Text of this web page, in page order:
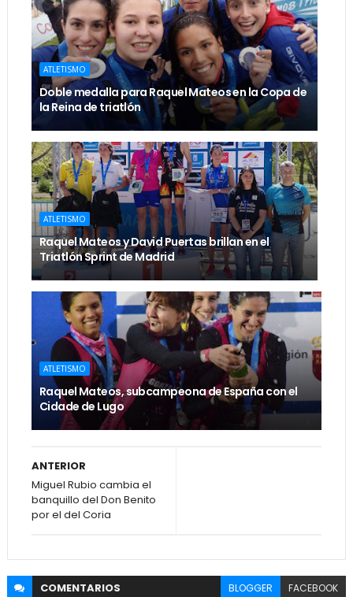
ATLETISMO
Doble medalla para Raquel Mateos en la Copa de
la Reina de triatlón
ATLETISMO
Raquel Mateos y David Puertas brillan en el
Triatlón Sprint de Madrid
ATLETISMO
Raquel Mateos, subcampeona de España con el
Cidade de Lugo
ANTERIOR
Miguel Rubio cambia el
banquillo del Don Benito
por el del Coria
COMENTARIOS BLOGGER FACEBOOK